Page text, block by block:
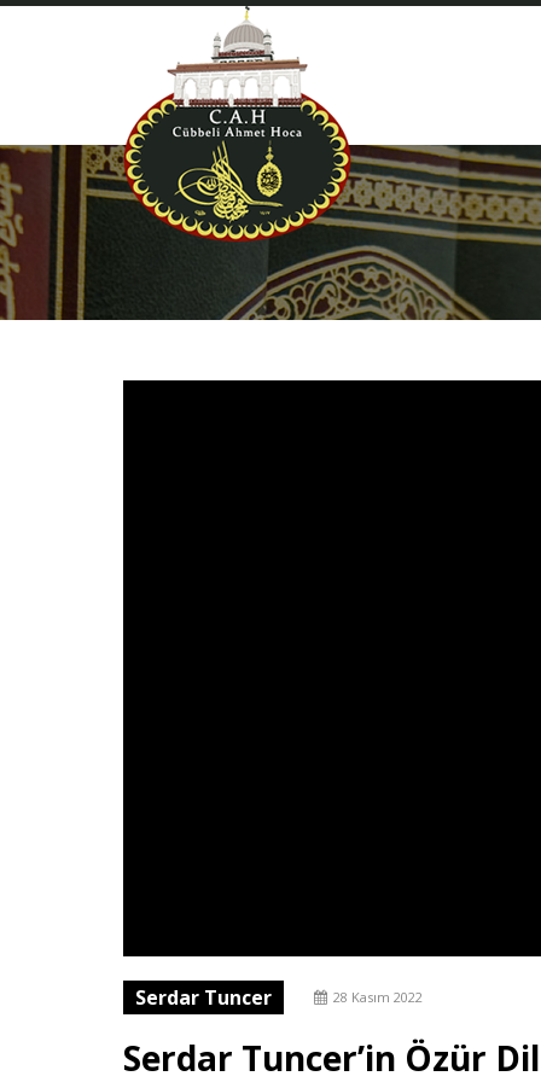
Serdar Tuncer 28 Kasım 2022
Serdar Tuncer’in Özür